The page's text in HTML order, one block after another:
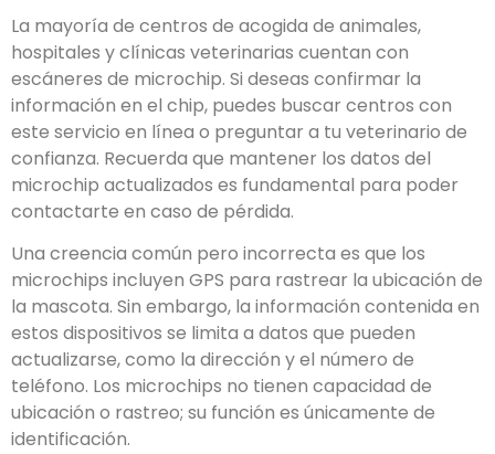
La mayoría de centros de acogida de animales,
hospitales y clínicas veterinarias cuentan con
escáneres de microchip. Si deseas confirmar la
información en el chip, puedes buscar centros con
este servicio en línea o preguntar a tu veterinario de
confianza. Recuerda que mantener los datos del
microchip actualizados es fundamental para poder
contactarte en caso de pérdida.
Una creencia común pero incorrecta es que los
microchips incluyen GPS para rastrear la ubicación de
la mascota. Sin embargo, la información contenida en
estos dispositivos se limita a datos que pueden
actualizarse, como la dirección y el número de
teléfono. Los microchips no tienen capacidad de
ubicación o rastreo; su función es únicamente de
identificación.